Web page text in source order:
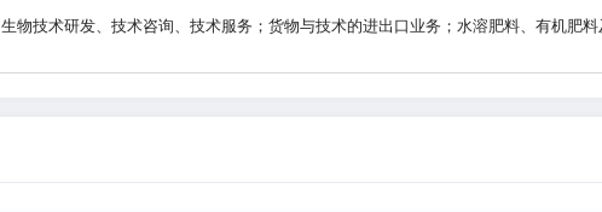
生物技术研发、技术咨询、技术服务；货物与技术的进出口业务；水溶肥料、有机肥